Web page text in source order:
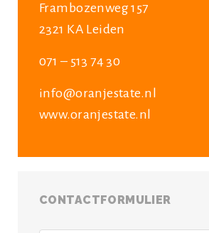
Frambozenweg 157
2321 KA Leiden
071 – 513 74 30
info@oranjestate.nl
www.oranjestate.nl
CONTACTFORMULIER